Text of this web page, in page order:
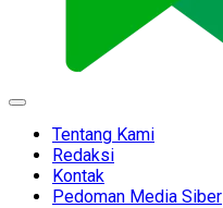
Expand
Tentang Kami
Redaksi
Kontak
Pedoman Media Siber